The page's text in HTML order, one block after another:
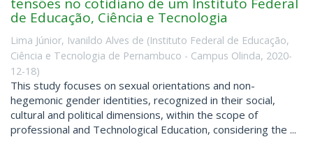
tensões no cotidiano de um Instituto Federal
de Educação, Ciência e Tecnologia
Lima Júnior, Ivanildo Alves de (Instituto Federal de Educação,
Ciência e Tecnologia de Pernambuco - Campus Olinda, 2020-
12-18)
This study focuses on sexual orientations and non-
hegemonic gender identities, recognized in their social,
cultural and political dimensions, within the scope of
professional and Technological Education, considering the ...